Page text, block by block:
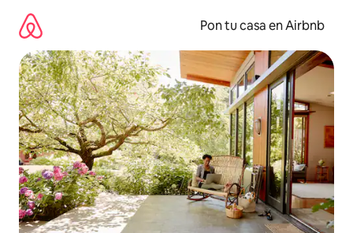
contenido
Pon tu casa en Airbnb